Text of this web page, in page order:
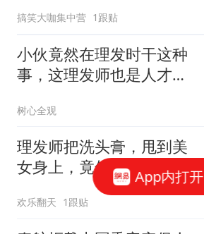
搞笑大咖集中营 1跟贴
小伙竟然在理发时干这种
事，这理发师也是人才，
树心全观
理发师把洗头膏，甩到美
女身上，竟然是为了干这
欢乐翻天 1跟贴
App内打开